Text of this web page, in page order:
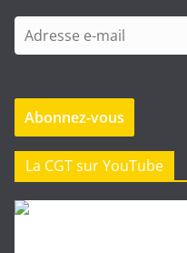
d
e
s
e
-
Abonnez-vous
La CGT sur YouTube